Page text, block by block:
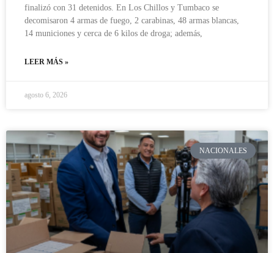
finalizó con 31 detenidos. En Los Chillos y Tumbaco se
decomisaron 4 armas de fuego, 2 carabinas, 48 armas blancas,
14 municiones y cerca de 6 kilos de droga; además,
LEER MÁS »
agosto 6, 2026
NACIONALES